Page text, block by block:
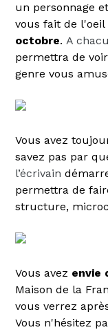
un personnage
vous fait de l'oeil
octobre. A
permettra de
genre vous
Vous avez
savez pas par
l’écrivain
permettra de
structure,
Vous avez envie
Maison de la
vous verrez
Vous n'hésitez